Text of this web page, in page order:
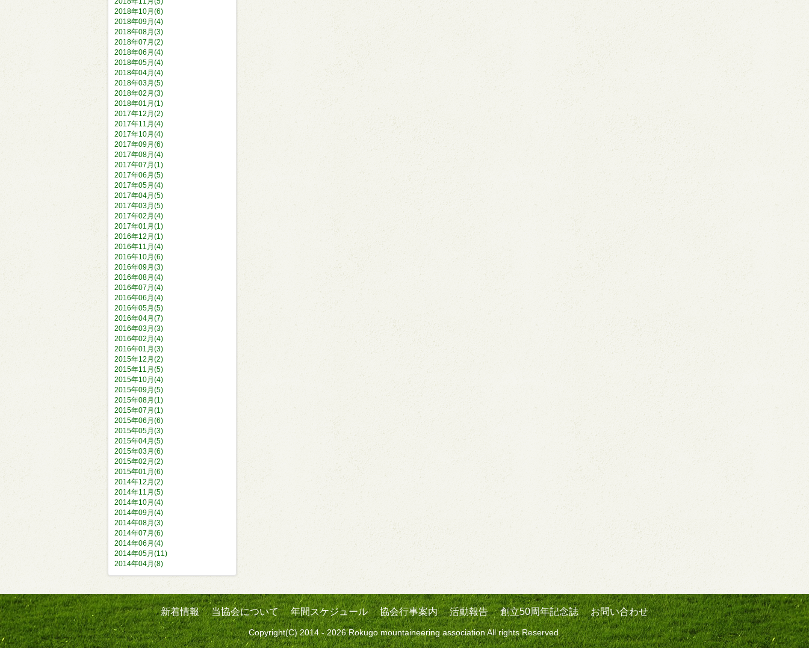
2018年10月(6)
2018年09月(4)
2018年08月(3)
2018年07月(2)
2018年06月(4)
2018年05月(4)
2018年04月(4)
2018年03月(5)
2018年02月(3)
2018年01月(1)
2017年12月(2)
2017年11月(4)
2017年10月(4)
2017年09月(6)
2017年08月(4)
2017年07月(1)
2017年06月(5)
2017年05月(4)
2017年04月(5)
2017年03月(5)
2017年02月(4)
2017年01月(1)
2016年12月(1)
2016年11月(4)
2016年10月(6)
2016年09月(3)
2016年08月(4)
2016年07月(4)
2016年06月(4)
2016年05月(5)
2016年04月(7)
2016年03月(3)
2016年02月(4)
2016年01月(3)
2015年12月(2)
2015年11月(5)
2015年10月(4)
2015年09月(5)
2015年08月(1)
2015年07月(1)
2015年06月(6)
2015年05月(3)
2015年04月(5)
2015年03月(6)
2015年02月(2)
2015年01月(6)
2014年12月(2)
2014年11月(5)
2014年10月(4)
2014年09月(4)
2014年08月(3)
2014年07月(6)
2014年06月(4)
2014年05月(11)
2014年04月(8)
新着情報 当協会について 年間スケジュール 協会行事案内 活動報告 創立50周年記念誌 お問い合わせ
Copyright(C) 2014 - 2026 Rokugo mountaineering association All rights Reserved.